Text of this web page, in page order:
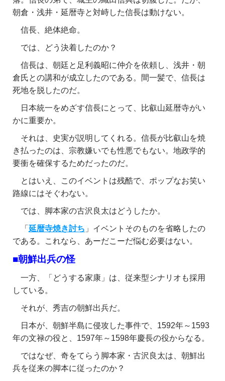
朝倉・浅井・延暦寺と対峙した信長は動けない。
信長、絶体絶命。
では、どう決着したのか？
信長は、朝廷と足利義昭に仲介を依頼し、浅井・朝
倉氏との講和が成立したのである。間一髪で、信長は
死地を脱したのだ。
日本統一をめざす信長にとって、比叡山延暦寺がい
かに重要か。
それは、史実が説明してくれる。信長が比叡山を焼
き払ったのは、宗教嫌いでも性悪でもない。地政学的
要衝を確保するためだったのだ。
とはいえ、 このイベントは残酷で、 ポップなお笑い
路線にはそぐわない。
では、脚本家の古沢良太はどうしたか。
「 延暦寺焼き討ち 」イベントそのものを省略したの
である。これなら、あーだこーだ悩む必要はない。
■朝鮮出兵の怪
一方、「どうする家康」は、従来型シナリオも採用
している。
それが、秀吉の朝鮮出兵だ。
日本が、朝鮮半島に侵攻した事件で、1592年～1593
年の文禄の役と、1597年～1598年慶長の役からなる。
ではなぜ、奇をてらう脚本家・古沢良太は、朝鮮出
兵を従来の脚本に従ったのか？